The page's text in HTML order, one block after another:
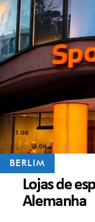
BERLIM
Lojas de
Alemanha